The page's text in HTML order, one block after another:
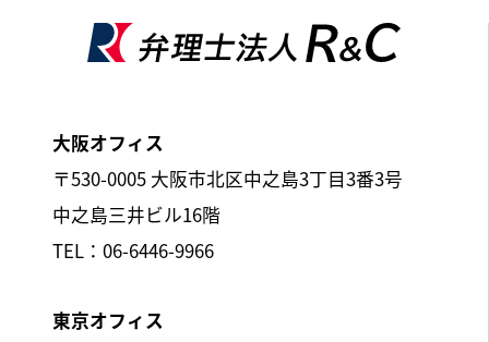
大阪オフィス
〒530-0005 大阪市北区中之島3丁目3番3号
中之島三井ビル16階
TEL：06-6446-9966
東京オフィス